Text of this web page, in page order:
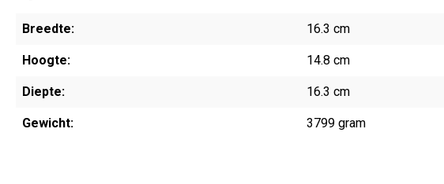
Breedte: 16.3 cm
Hoogte: 14.8 cm
Diepte: 16.3 cm
Gewicht: 3799 gram